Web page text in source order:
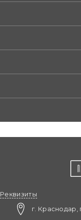
Реквизиты
г. Краснодар,